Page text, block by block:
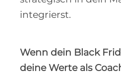
integrierst.
Wenn dein Black
deine Werte als